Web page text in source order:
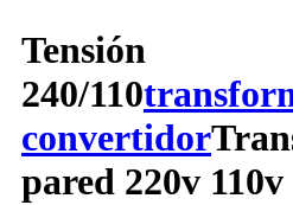
Tensión
240/110
convertidor
pared 220v